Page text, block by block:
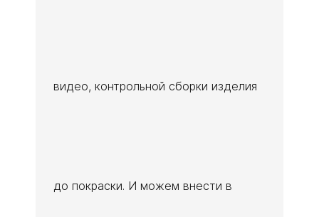
видео, контрольной сборки изделия
до покраски. И можем внести в